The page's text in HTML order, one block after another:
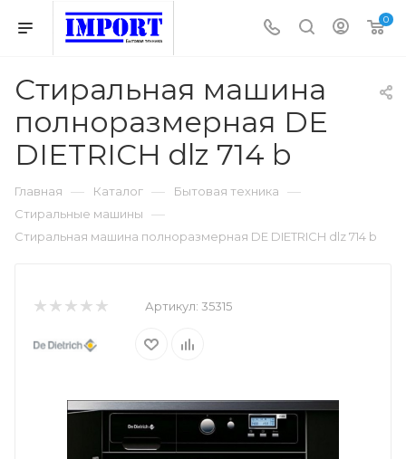
0
Стиральная машина
полноразмерная DE
DIETRICH dlz 714 b
Главная — Каталог — Бытовая техника —
Стиральные машины —
Стиральная машина полноразмерная DE DIETRICH dlz 714 b
Артикул: 35315